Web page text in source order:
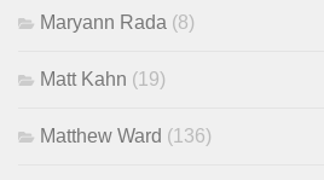
Maryann Rada (8)
Matt Kahn (19)
Matthew Ward (136)